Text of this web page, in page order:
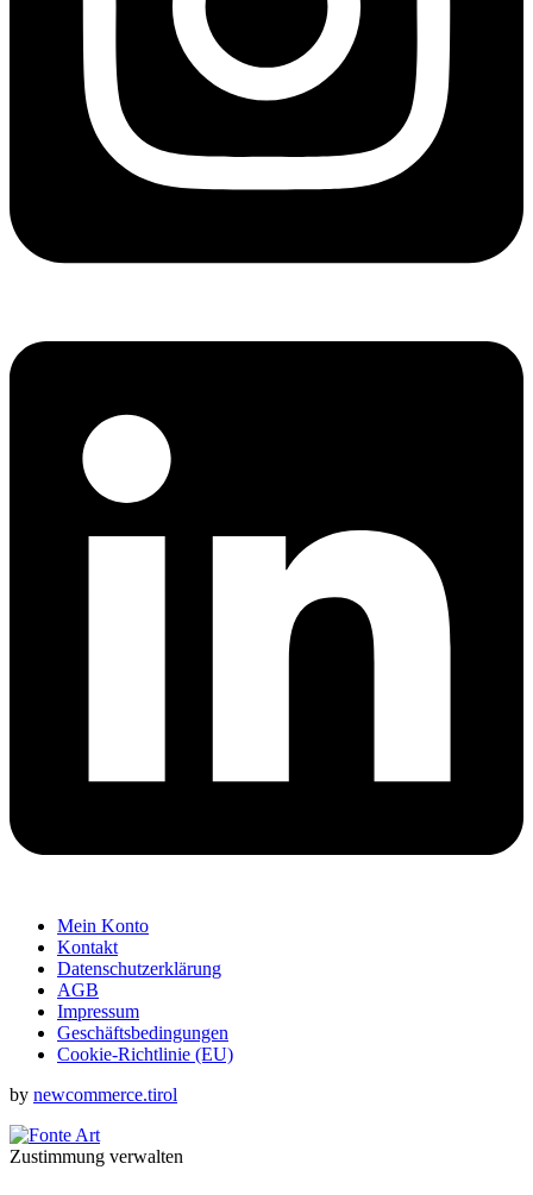
Mein Konto
Kontakt
Datenschutzerklärung
AGB
Impressum
Geschäftsbedingungen
Cookie-Richtlinie (EU)
by newcommerce.tirol
Zustimmung verwalten